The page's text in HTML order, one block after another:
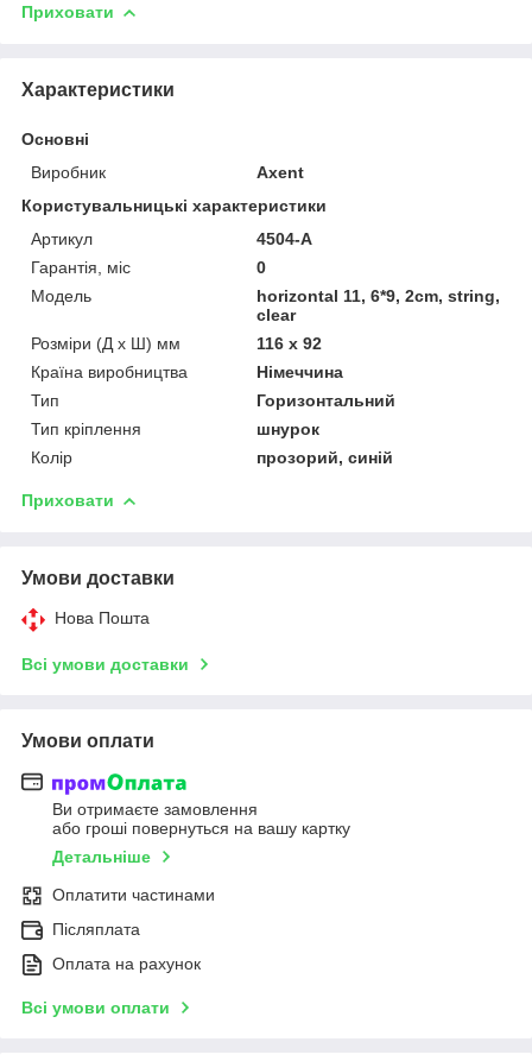
Приховати
Характеристики
Основні
Виробник
Axent
Користувальницькі характеристики
Артикул
4504-А
Гарантія, міс
0
Мoдель
horizontal 11, 6*9, 2cm, string,
clear
Розміри (Д х Ш) мм
116 x 92
Країна виробництва
Німеччина
Тип
Горизонтальний
Тип кріплення
шнурок
Колір
прозорий, синій
Приховати
Умови доставки
Нова Пошта
Всі умови доставки
Умови оплати
Ви отримаєте замовлення
або гроші повернуться на вашу картку
Детальніше
Оплатити частинами
Післяплата
Оплата на рахунок
Всі умови оплати